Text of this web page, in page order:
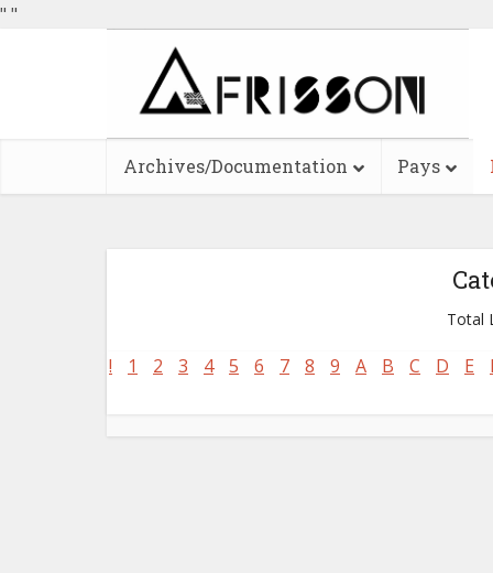
" "
Archives/Documentation Pays
Total
! 1 2 3 4 5 6 7 8 9 A B C D E